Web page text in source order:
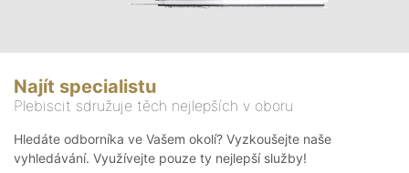
Najít specialistu
Plebiscit sdružuje těch nejlepších v oboru
Hledáte odborníka ve Vašem okolí? Vyzkoušejte naše
vyhledávání. Využívejte pouze ty nejlepší služby!